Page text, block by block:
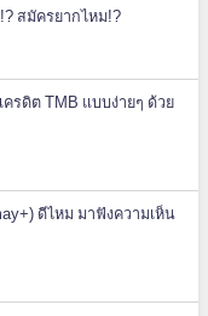
สมัครยากไหม!?
รดิต TMB แบบง่ายๆ ด้วย
ดีไหม มาฟังความเห็น